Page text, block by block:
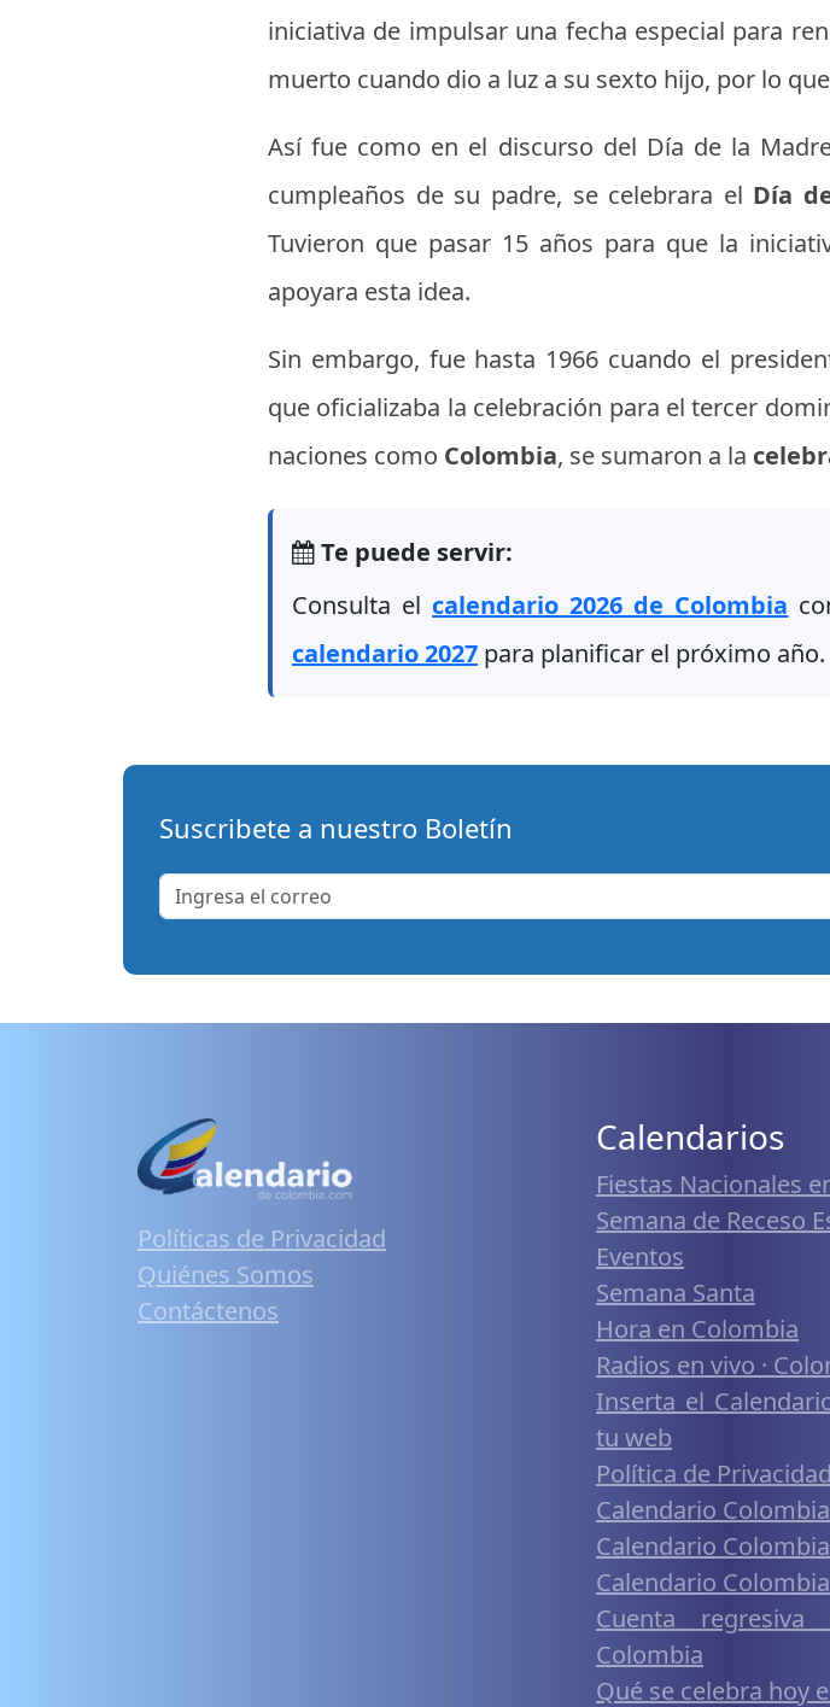
iniciativa de impulsar una fecha especial para
muerto cuando dio a luz a su sexto hijo, por lo
Así fue como en el discurso del Día de la
cumpleaños de su padre, se celebrara el Día
Tuvieron que pasar 15 años para que la
apoyara esta idea.
Sin embargo, fue hasta 1966 cuando el
que oficializaba la celebración para el tercer
naciones como Colombia, se sumaron a la
Te puede servir:
Consulta el calendario 2026 de Colombia
calendario 2027 para planificar el próximo año.
Suscribete a nuestro Boletín
Políticas de Privacidad
Quiénes Somos
Contáctenos
Calendarios
Fiestas Nacionales
Semana de Receso
Eventos
Semana Santa
Hora en Colombia
Radios en vivo ·
Inserta el
tu web
Política de Privacidad
Calendario
Calendario
Calendario
Cuenta
Colombia
Qué se celebra hoy